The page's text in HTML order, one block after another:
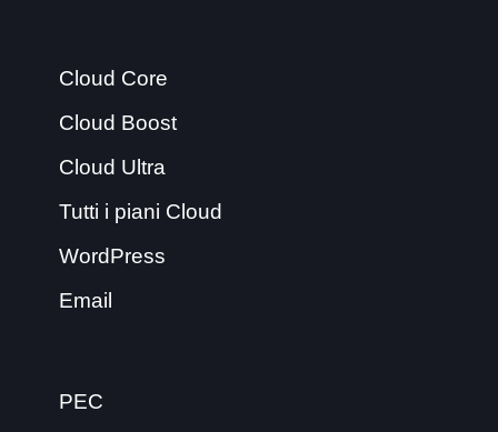
Cloud Core
Cloud Boost
Cloud Ultra
Tutti i piani Cloud
WordPress
Email
PEC